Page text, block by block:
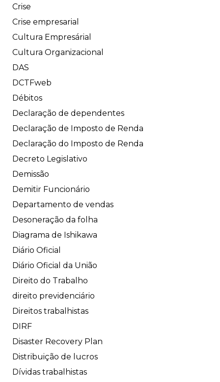
Crise
Crise empresarial
Cultura Empresárial
Cultura Organizacional
DAS
DCTFweb
Débitos
Declaração de dependentes
Declaração de Imposto de Renda
Declaração do Imposto de Renda
Decreto Legislativo
Demissão
Demitir Funcionário
Departamento de vendas
Desoneração da folha
Diagrama de Ishikawa
Diário Oficial
Diário Oficial da União
Direito do Trabalho
direito previdenciário
Direitos trabalhistas
DIRF
Disaster Recovery Plan
Distribuição de lucros
Dívidas trabalhistas